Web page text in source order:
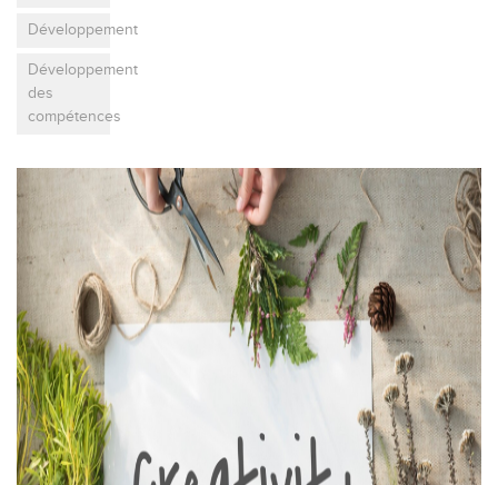
Développement
Développement
des
compétences